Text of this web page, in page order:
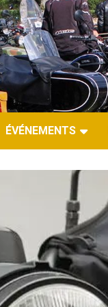
ÉVÉNEMENTS